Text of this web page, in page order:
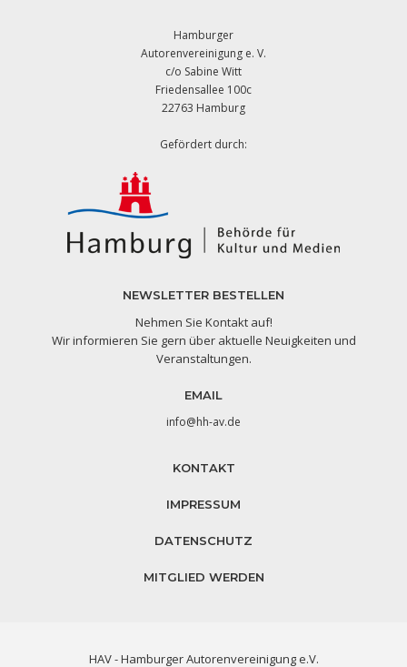
Hamburger
Autorenvereinigung e. V.
c/o Sabine Witt
Friedensallee 100c
22763 Hamburg
Gefördert durch:
NEWSLETTER BESTELLEN
Nehmen Sie Kontakt auf!
Wir informieren Sie gern über aktuelle Neuigkeiten und
Veranstaltungen.
EMAIL
info@hh-av.de
KONTAKT
IMPRESSUM
DATENSCHUTZ
MITGLIED WERDEN
HAV - Hamburger Autorenvereinigung e.V.